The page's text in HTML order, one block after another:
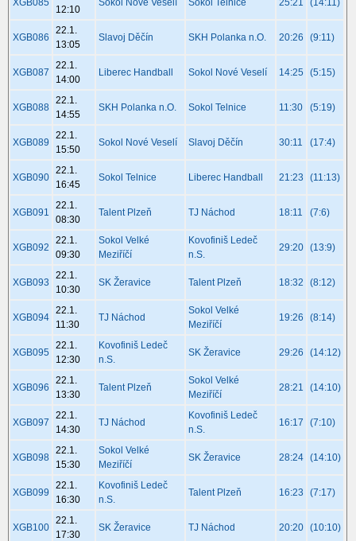
XGB085
12:10
Sokol Nové Veselí Sokol Telnice 25:21 (14:11)
XGB086
22.1.
13:05
Slavoj Děčín SKH Polanka n.O. 20:26 (9:11)
XGB087
22.1.
14:00
Liberec Handball Sokol Nové Veselí 14:25 (5:15)
XGB088
22.1.
14:55
SKH Polanka n.O. Sokol Telnice 11:30 (5:19)
XGB089
22.1.
15:50
Sokol Nové Veselí Slavoj Děčín 30:11 (17:4)
XGB090
22.1.
16:45
Sokol Telnice Liberec Handball 21:23 (11:13)
XGB091
22.1.
08:30
Talent Plzeň TJ Náchod 18:11 (7:6)
XGB092
22.1.
09:30
Sokol Velké
Meziříčí
Kovofiniš Ledeč
n.S.
29:20 (13:9)
XGB093
22.1.
10:30
SK Žeravice Talent Plzeň 18:32 (8:12)
XGB094
22.1.
11:30
TJ Náchod
Sokol Velké
Meziříčí
19:26 (8:14)
XGB095
22.1.
12:30
Kovofiniš Ledeč
n.S.
SK Žeravice 29:26 (14:12)
XGB096
22.1.
13:30
Talent Plzeň
Sokol Velké
Meziříčí
28:21 (14:10)
XGB097
22.1.
14:30
TJ Náchod
Kovofiniš Ledeč
n.S.
16:17 (7:10)
XGB098
22.1.
15:30
Sokol Velké
Meziříčí
SK Žeravice 28:24 (14:10)
XGB099
22.1.
16:30
Kovofiniš Ledeč
n.S.
Talent Plzeň 16:23 (7:17)
XGB100
22.1.
17:30
SK Žeravice TJ Náchod 20:20 (10:10)